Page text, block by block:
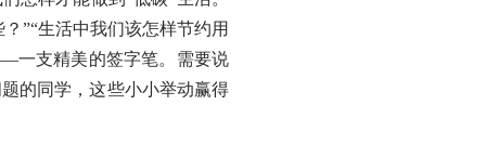
”“生活中我们该怎样节约用
一支精美的签字笔。需要说
的同学，这些小小举动赢得